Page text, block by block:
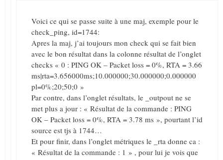
Voici ce qui se passe suite à une maj, exemple pour le
check_ping, id=1744:
Apres la maj, j’ai toujours mon check qui se fait bien
avec le bon résultat dans la colonne résultat de l’onglet
checks « 0 : PING OK – Packet loss = 0%, RTA = 3.66
ms|rta=3.656000ms;10.000000;30.000000;0.000000
pl=0%;20;50;0 »
Par contre, dans l’onglet résultats, le _outpout ne se
met plus a jour : « Résultat de la commande : PING
OK – Packet loss = 0%, RTA = 3.78 ms », pourtant l’id
source est tjs à 1744…
Et pour finir, dans l’onglet métriques le _rta donne ca :
« Résultat de la commande : 1 » , pour lui je vois que